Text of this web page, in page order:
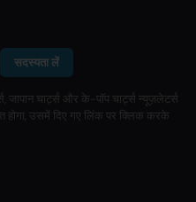
सदस्यता लें
जापान चार्ट्स और के-पॉप चार्ट्स न्यूज़लेटर्स
होगा, उसमें दिए गए लिंक पर क्लिक करके